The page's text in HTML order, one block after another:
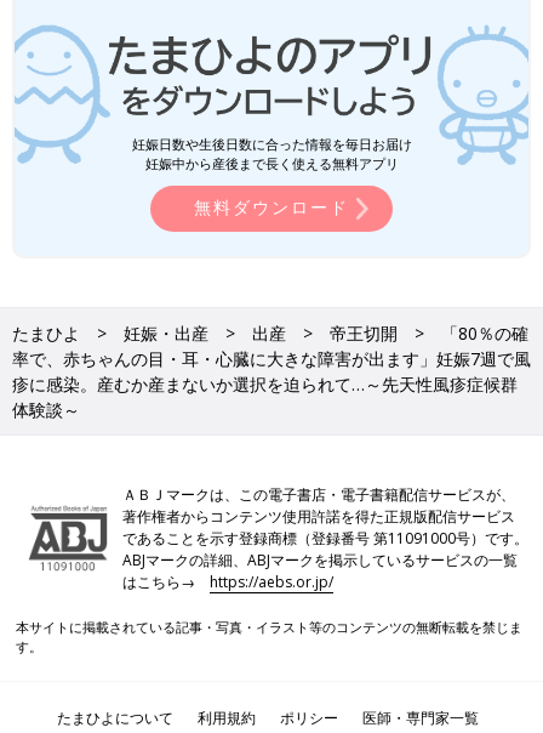
妊娠日数や生後日数に合った情報を毎日お届け
妊娠中から産後まで長く使える無料アプリ
無料ダウンロード
たまひよ 妊娠・出産 出産 帝王切開
「80％の確
率で、赤ちゃんの目・耳・心臓に大きな障害が出ます」妊娠7週で風
疹に感染。産むか産まないか選択を迫られて…～先天性風疹症候群
体験談～
ＡＢＪマークは、この電子書店・電子書籍配信サービスが、
著作権者からコンテンツ使用許諾を得た正規版配信サービス
であることを示す登録商標（登録番号 第11091000号）です。
ABJマークの詳細、ABJマークを掲示しているサービスの一覧
はこちら→https://aebs.or.jp/
本サイトに掲載されている記事・写真・イラスト等のコンテンツの無断転載を禁じま
す。
たまひよについて 利用規約 ポリシー 医師・専門家一覧